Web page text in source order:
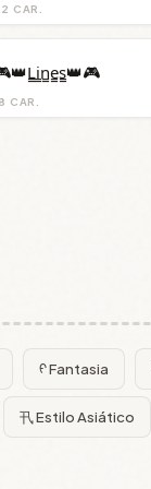
CAR.
CAR.
ᠻ Fantasia
卂 Estilo Asiático